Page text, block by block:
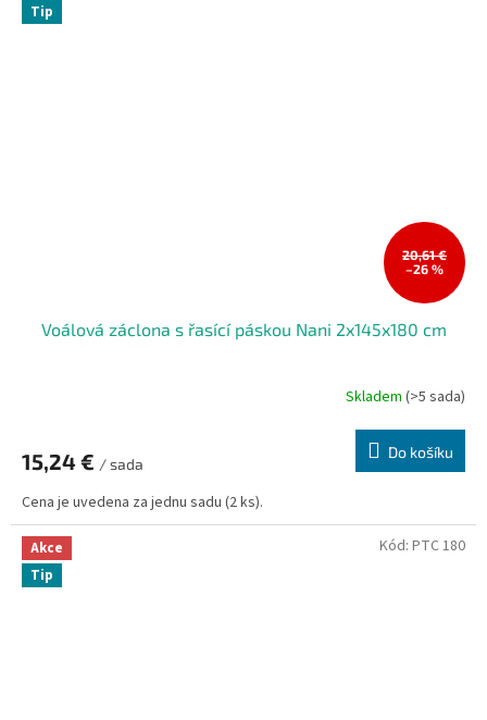
Tip
20,61 €
–26 %
Voálová záclona s řasící páskou Nani 2x145x180 cm
Skladem (>5 sada)
15,24 € / sada
Do košíku
Cena je uvedena za jednu sadu (2 ks).
Akce
Tip
Kód: PTC 180